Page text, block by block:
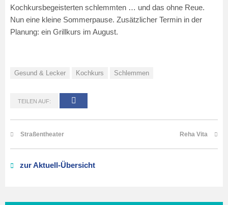
Kochkursbegeisterten schlemmten … und das ohne Reue.
Nun eine kleine Sommerpause. Zusätzlicher Termin in der
Planung: ein Grillkurs im August.
Gesund & Lecker Kochkurs Schlemmen
TEILEN AUF:
Straßentheater Reha Vita
zur Aktuell-Übersicht